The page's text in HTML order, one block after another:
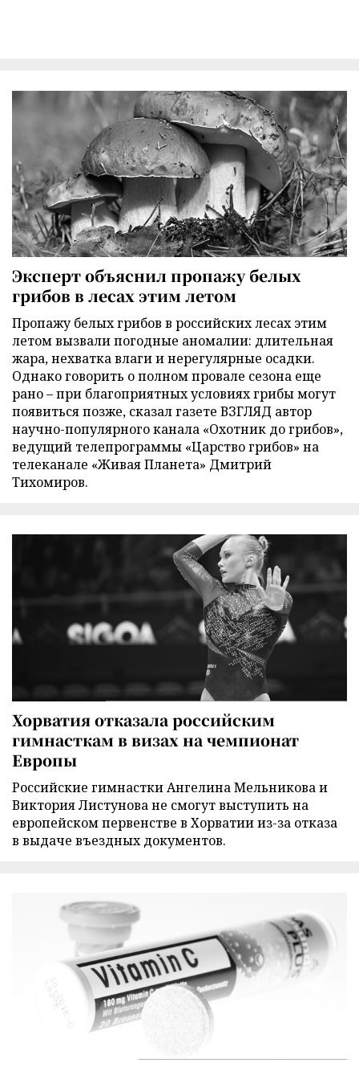
Эксперт объяснил пропажу белых
грибов в лесах этим летом
Пропажу белых грибов в российских лесах этим
летом вызвали погодные аномалии: длительная
жара, нехватка влаги и нерегулярные осадки.
Однако говорить о полном провале сезона еще
рано – при благоприятных условиях грибы могут
появиться позже, сказал газете ВЗГЛЯД автор
научно-популярного канала «Охотник до грибов»,
ведущий телепрограммы «Царство грибов» на
телеканале «Живая Планета» Дмитрий
Тихомиров.
Хорватия отказала российским
гимнасткам в визах на чемпионат
Европы
Российские гимнастки Ангелина Мельникова и
Виктория Листунова не смогут выступить на
европейском первенстве в Хорватии из-за отказа
в выдаче въездных документов.